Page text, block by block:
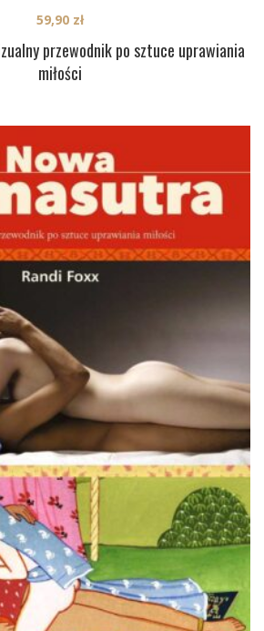
przewodnik po sztuce uprawiania
miłości
59,90 zł